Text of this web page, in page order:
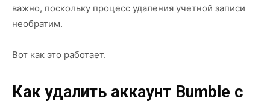
важно, поскольку процесс удаления учетной записи
необратим.
Вот как это работает.
Как удалить аккаунт Bumble с